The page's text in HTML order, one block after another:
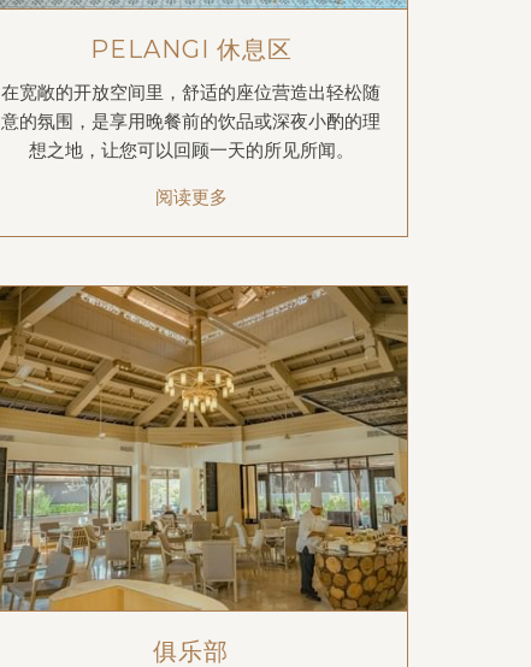
PELANGI 休息区
在宽敞的开放空间里，舒适的座位营造出轻松随
意的氛围，是享用晚餐前的饮品或深夜小酌的理
想之地，让您可以回顾一天的所见所闻。
阅读更多
俱乐部